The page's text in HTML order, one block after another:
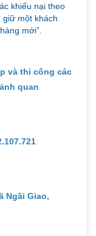
khiếu nại theo
giữ một khách
mới”.
và thi công các
quan
Ngãi Giao,